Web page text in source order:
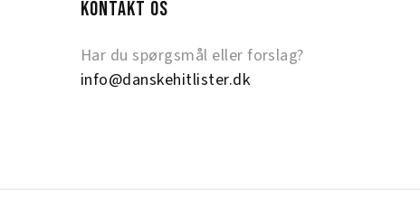
KONTAKT OS
Har du spørgsmål eller forslag?
info@danskehitlister.dk